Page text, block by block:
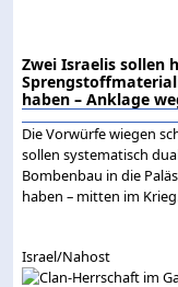
Zwei Israelis sollen
haben – Anklage
Die Vorwürfe wiegen
sollen systematisch
Bombenbau in die
haben – mitten im
Israel/Nahost